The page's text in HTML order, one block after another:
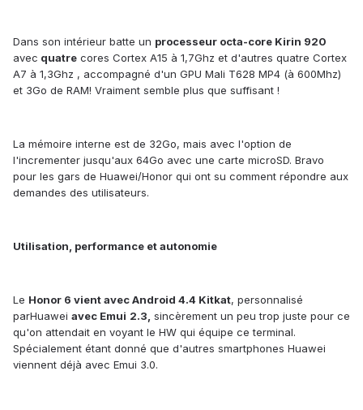
Dans son intérieur batte un processeur octa-core Kirin 920
avec quatre cores Cortex A15 à 1,7Ghz et d'autres quatre Cortex
A7 à 1,3Ghz , accompagné d'un GPU Mali T628 MP4 (à 600Mhz)
et 3Go de RAM! Vraiment semble plus que suffisant !
La mémoire interne est de 32Go, mais avec l'option de
l'incrementer jusqu'aux 64Go avec une carte microSD. Bravo
pour les gars de Huawei/Honor qui ont su comment répondre aux
demandes des utilisateurs.
Utilisation performance etautonomie
Le Honor 6 vientavecAndroid 4.4 Kitkat, personnalisé
parHuawei avec Emui 2.3, sincèrement un peu trop juste pour ce
qu'on attendait en voyant le HW qui équipe ce terminal.
Spécialement étant donné que d'autres smartphones Huawei
viennent déjà avec Emui 3.0.